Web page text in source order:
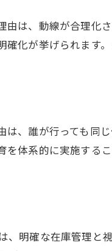
ルのポイントとマニ
ーム全体の意識を統
は、動線が合理化
化が挙げられます
、誰が行っても同
体系的に実施する
明確な在庫管理と